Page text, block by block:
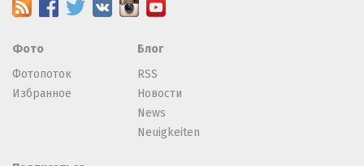
Фото
Фотопоток
Избранное
Блог
RSS
Новости
News
Neuigkeiten